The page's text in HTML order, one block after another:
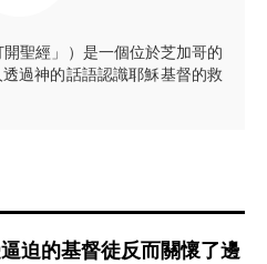
開聖經」）是一個位於芝加哥的
過神的話語認識耶穌基督的救
迫的基督徒反而關懷了邊